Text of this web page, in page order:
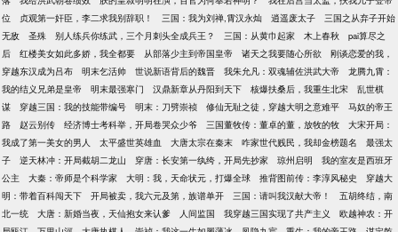
位
贞观第一奸臣，李二求我别辞职！ 三国：我为刘禅,霄汉永灿 逍遥废太子
三国之从弃子开始
无敌
圣殊 别人练兵你练武，三个月刺头全成兵王？ 三国：从黄巾起家 木上春秋
pai算尽之
后
红楼美女如此多娇，我全都要 从部落少主到帝国皇帝 诸天之我要随心所欲
刚谈恋爱的我，
穿越东汉成为吕布
明末乞活帅 世说新语背后的魏晋 我朱允凡：双魂辅佐洪武大帝
龙腾九霄：
我的结义兄弟是皇帝
明末最强寒门 汉鼎新章从丹阳到天下 核爆扶桑后，我重生北宋
乱世棋
谋
穿越三国：我的技能带编号 明末：刀劈崇祯 修仙无耻之徒，穿越大明之意难平
马奴的帝王
路
赵云别传 经济博士考科举，开局卷哭众少爷 三国董牧传：董卓的董，放牧的牧
大宋开局：
我成了第一美女的男人
太平盛世英雄血 大唐太宗在秦末 咋家世代贱民，我却金榜题名
最强太
子
逆天林冲：开局截胡二龙山 穿唐：长安第一纨绔，开局先抄家 琼州启明
我的室友是西班牙
公主
大秦：帝师是个科学家 大明：我，天命状元，打爆全球 推背图前传：李淳风秘史
穿越大
明：带着百科闯天下
开局被卖，我六元及第，族谱单开 三国：请叫我汉献大帝！
五胡终结，南
北一统
大唐：新婚当夜，天仙抱女来认爹 人间监国 我穿越三国实现了共产主义
欧越神农：开